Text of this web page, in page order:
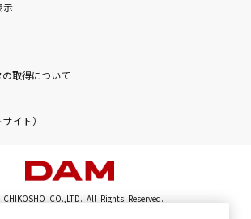
示
取得について
イト）
CO.,LTD. All Rights Reserved.